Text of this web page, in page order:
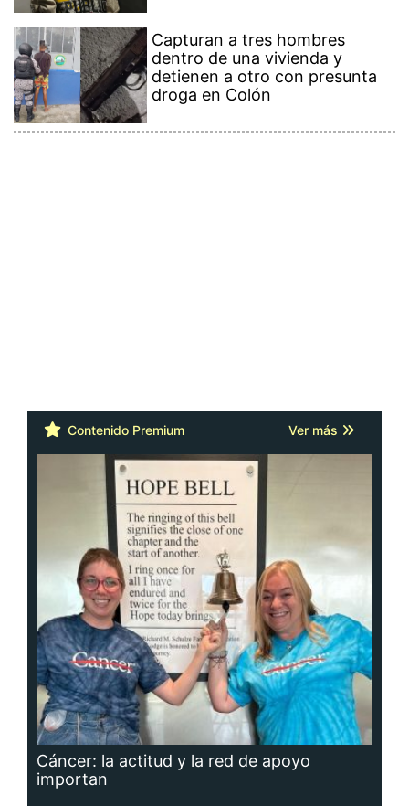
Capturan a tres hombres
dentro de una vivienda y
detienen a otro con presunta
droga en Colón
Contenido Premium Ver más
Cáncer: la actitud y la red de apoyo
importan